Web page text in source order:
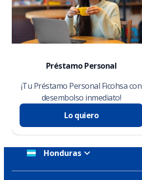
Préstamo Personal
¡Tu Préstamo Personal Ficohsa con
desembolso inmediato!
Lo quiero
Honduras